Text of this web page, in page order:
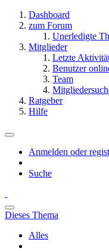
Dashboard
zum Forum
Unerledigte
Mitglieder
Letzte
Benutzer
Team
Ratgeber
Hilfe
Anmelden oder
Suche
Dieses Thema
Alles